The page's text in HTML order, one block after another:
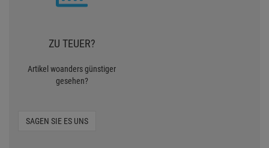
ZU TEUER?
Artikel woanders günstiger
gesehen?
SAGEN SIE ES UNS